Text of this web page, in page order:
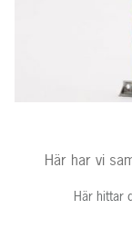
Här har vi
Här hittar